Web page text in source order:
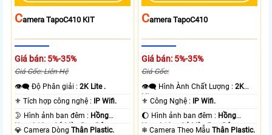
CAmera TapoC410 KIT
Giá bán: 5%-35%
Giá Gốc: Liên Hệ
👁️‍🗨 Độ Phân giải :2K Lite .
⚜️ Tích hợp công nghệ : IP Wifi.
🌛 Hình ảnh ban đêm : Hồng
Ngoại 10m Có Màu Ban Ðêm.
💎 Camera DòngThân Plastic.
CAmera TapoC410
Giá bán: 5%-35%
Giá Gốc:
👁️‍🗨 Hình Ành Chất Lượng :2K
Lite .
⚜️ Công Nghệ : IP Wifi.
🌔 Hình ảnh ban đêm : Hồng
Ngoại 10m Có Màu Ban Ðêm.
❄ Camera Theo MẫuThân Plastic.